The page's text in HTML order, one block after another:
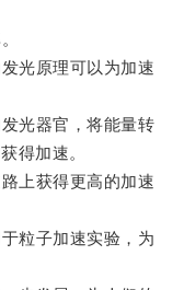
光原理可以为加速
光器官，将能量转
得加速。
上获得更高的加速
粒子加速实验，为